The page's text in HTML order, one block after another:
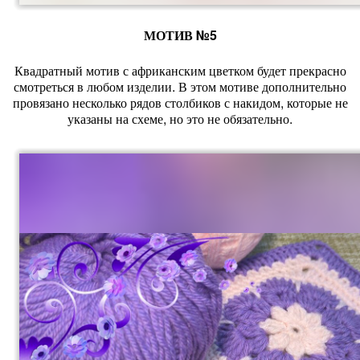
МОТИВ №5
Квадратный мотив с африканским цветком будет прекрасно
смотреться в любом изделии. В этом мотиве дополнительно
провязано несколько рядов столбиков с накидом, которые не
указаны на схеме, но это не обязательно.